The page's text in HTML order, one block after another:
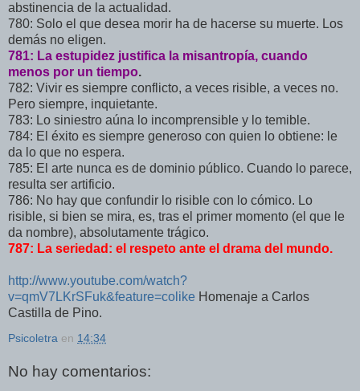
abstinencia de la actualidad.
780: Solo el que desea morir ha de hacerse su muerte. Los
demás no eligen.
781: La estupidez justifica la misantropía, cuando
menos por un tiempo.
782: Vivir es siempre conflicto, a veces risible, a veces no.
Pero siempre, inquietante.
783: Lo siniestro aúna lo incomprensible y lo temible.
784: El éxito es siempre generoso con quien lo obtiene: le
da lo que no espera.
785: El arte nunca es de dominio público. Cuando lo parece,
resulta ser artificio.
786: No hay que confundir lo risible con lo cómico. Lo
risible, si bien se mira, es, tras el primer momento (el que le
da nombre), absolutamente trágico.
787: La seriedad: el respeto ante el drama del mundo.
http://www.youtube.com/watch?
v=qmV7LKrSFuk&feature=colike Homenaje a Carlos
Castilla de Pino.
Psicoletra en 14:34
No hay comentarios: